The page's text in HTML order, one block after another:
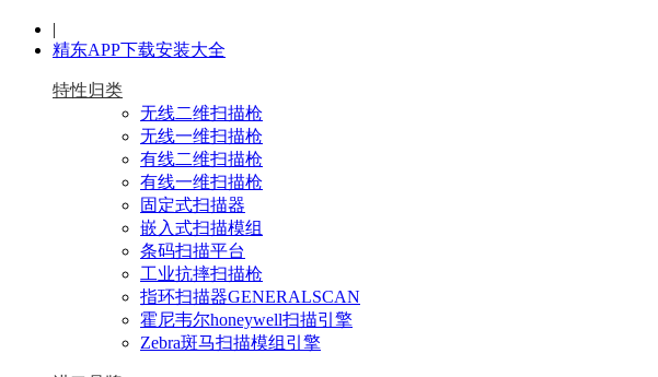
|
精东APP下载安装大全
特性归类
无线二维扫描枪
无线一维扫描枪
有线二维扫描枪
有线一维扫描枪
固定式扫描器
嵌入式扫描模组
条码扫描平台
工业抗摔扫描枪
指环扫描器GENERALSCAN
霍尼韦尔honeywell扫描引擎
Zebra斑马扫描模组引擎